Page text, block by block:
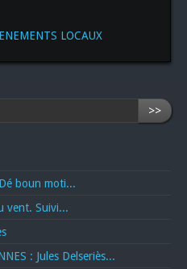
LOCAUX
>>
boun moti...
vent. Suivi...
: Jules Delseriès...